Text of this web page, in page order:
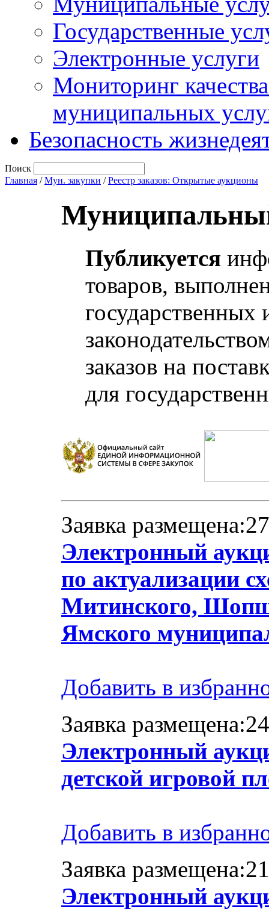
Государственные
Электронные услуги
Мониторинг
муниципальных
Безопасность
Поиск
Главная /Мун. закупки /Реестр заказов: Открытые аукционы
Публикуется
товаров,
заказов на
для
Заявка
Электронный
по актуализации
Митинского,
Ямского
Добавить в
Заявка
Электронный
детской игровой
Добавить в
Заявка
Электронный